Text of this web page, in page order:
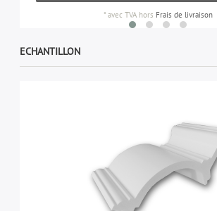
*avec TVAhors Frais de livraison
ECHANTILLON